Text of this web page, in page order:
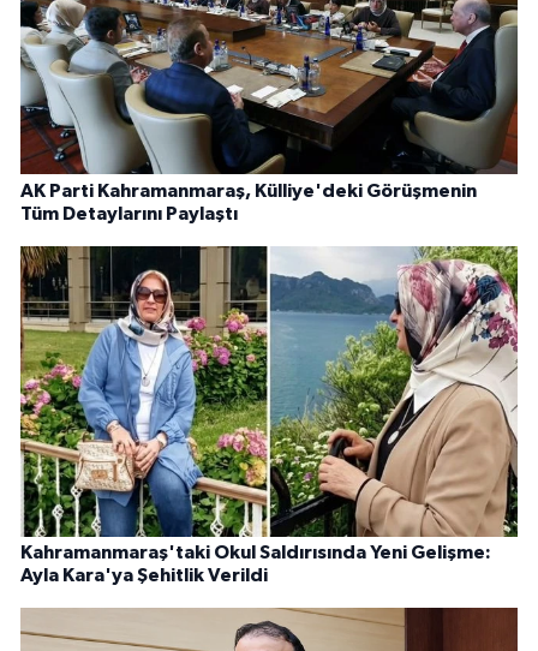
AK Parti Kahramanmaraş, Külliye'deki Görüşmenin
Tüm Detaylarını Paylaştı
Kahramanmaraş'taki Okul Saldırısında Yeni Gelişme:
Ayla Kara'ya Şehitlik Verildi